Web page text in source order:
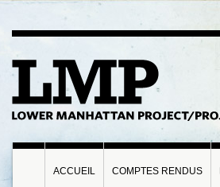
ACCUEIL COMPTES RENDUS